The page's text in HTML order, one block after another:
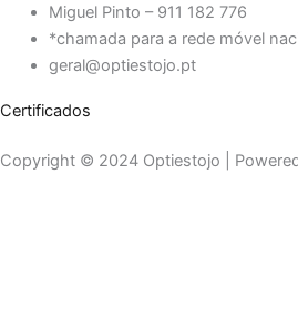
Miguel Pinto – 911 182 776
*chamada para a rede móvel
geral@optiestojo.pt
Certificados
Copyright © 2024 Optiestojo |